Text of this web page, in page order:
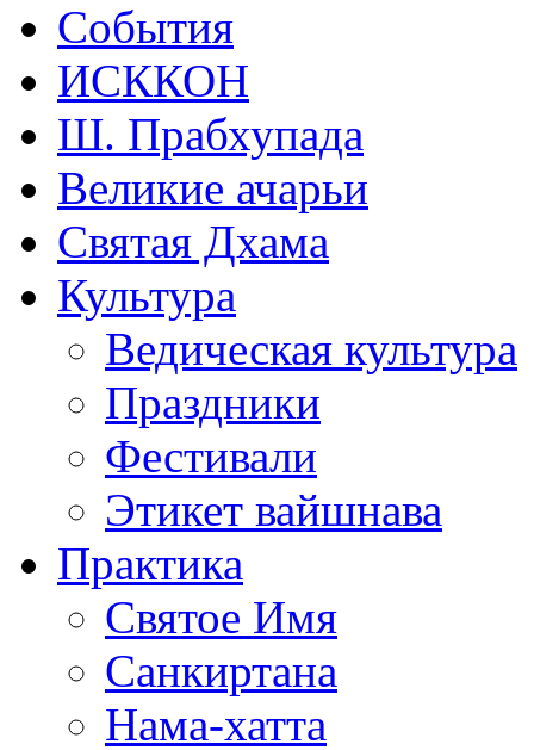
События
ИСККОН
Ш. Прабхупада
Великие ачарьи
Святая Дхама
Культура
Ведическая культура
Праздники
Фестивали
Этикет вайшнава
Практика
Святое Имя
Санкиртана
Нама-хатта